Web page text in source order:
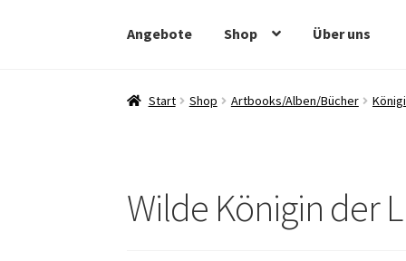
Angebote Shop Über uns
Start Shop Artbooks/Alben/Bücher
Wilde Königin der